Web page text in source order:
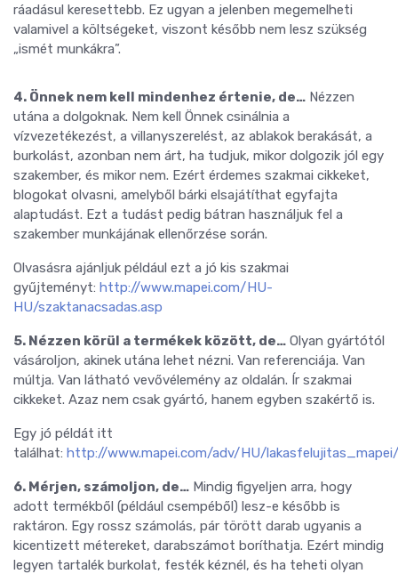
ráadásul keresettebb. Ez ugyan a jelenben megemelheti
valamivel a költségeket, viszont később nem lesz szükség
„ismét munkákra”.
4. Önnek nem kell mindenhez értenie, de… Nézzen
utána a dolgoknak. Nem kell Önnek csinálnia a
vízvezetékezést, a villanyszerelést, az ablakok berakását, a
burkolást, azonban nem árt, ha tudjuk, mikor dolgozik jól egy
szakember, és mikor nem. Ezért érdemes szakmai cikkeket,
blogokat olvasni, amelyből bárki elsajátíthat egyfajta
alaptudást. Ezt a tudást pedig bátran használjuk fel a
szakember munkájának ellenőrzése során.
Olvasásra ajánljuk például ezt a jó kis szakmai
gyűjteményt: http://www.mapei.com/HU-
HU/szaktanacsadas.asp
5. Nézzen körül a termékek között, de… Olyan gyártótól
vásároljon, akinek utána lehet nézni. Van referenciája. Van
múltja. Van látható vevővélemény az oldalán. Ír szakmai
cikkeket. Azaz nem csak gyártó, hanem egyben szakértő is.
Egy jó példát itt
találhat: http://www.mapei.com/adv/HU/lakasfelujitas_mapei/
6. Mérjen, számoljon, de… Mindig figyeljen arra, hogy
adott termékből (például csempéből) lesz-e később is
raktáron. Egy rossz számolás, pár törött darab ugyanis a
kicentizett métereket, darabszámot boríthatja. Ezért mindig
legyen tartalék burkolat, festék kéznél, és ha teheti olyan